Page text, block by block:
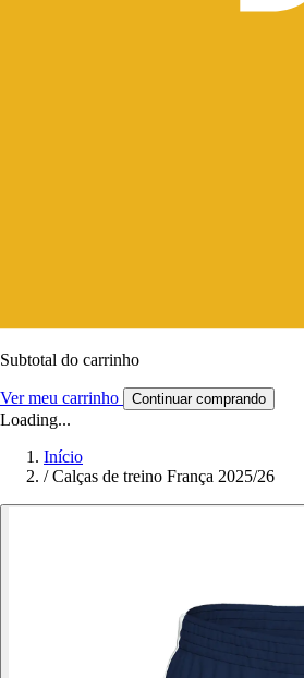
Subtotal do carrinho
Ver meu carrinho Continuar comprando
Loading...
Início
/ Calças de treino França 2025/26